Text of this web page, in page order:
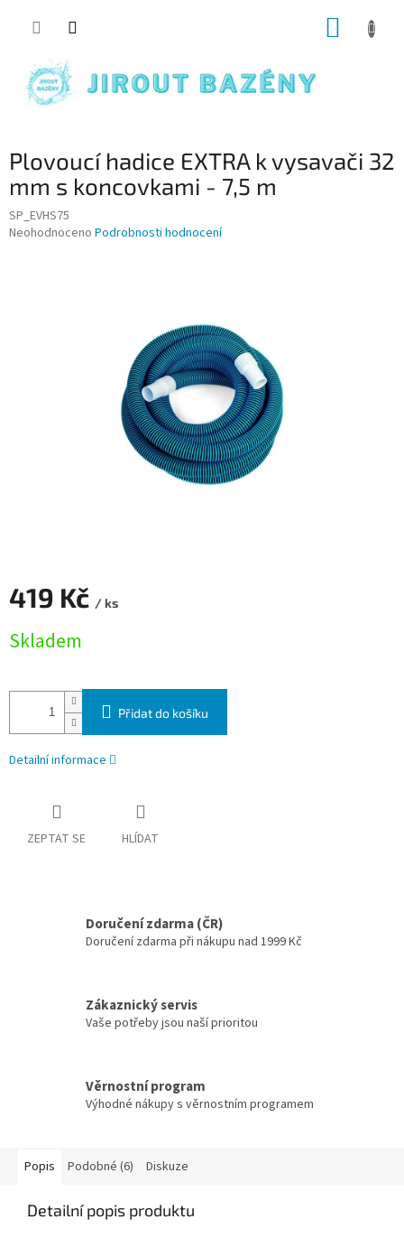
Plovoucí hadice EXTRA k vysavači 32
mm s koncovkami - 7,5 m
SP_EVHS75
Průměrné hodnocení produktu je 0,0 z 5 hvězdiček.
Neohodnoceno Podrobnosti hodnocení
419 Kč / ks
Skladem
Přidat do košíku
Detailní informace
ZEPTAT SE HLÍDAT
Doručení zdarma (ČR)
Doručení zdarma při nákupu nad 1999 Kč
Zákaznický servis
Vaše potřeby jsou naší prioritou
Věrnostní program
Výhodné nákupy s věrnostním programem
Popis Podobné (6) Diskuze
Detailní popis produktu